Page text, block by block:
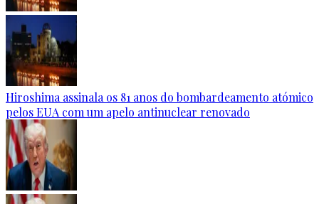
Hiroshima assinala os 81 anos do bombardeamento atómico
pelos EUA com um apelo antinuclear renovado